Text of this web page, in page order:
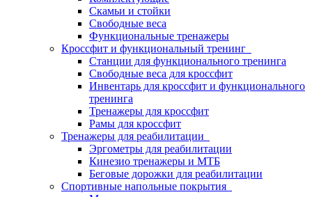
Скамьи и стойки
Свободные веса
Функциональные тренажеры
Кроссфит и функциональный тренинг
Станции для функционального тренинга
Свободные веса для кроссфит
Инвентарь для кроссфит и функционального
тренинга
Тренажеры для кроссфит
Рамы для кроссфит
Тренажеры для реабилитации
Эргометры для реабилитации
Кинезио тренажеры и МТБ
Беговые дорожки для реабилитации
Спортивные напольные покрытия